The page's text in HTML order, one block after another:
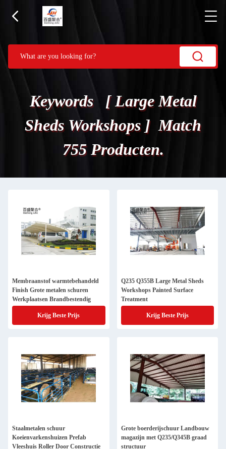
Keywords [ Large Metal
Sheds Workshops ] Match
755 Producten.
Membraanstof warmtebehandeld
Finish Grote metalen schuren
Werkplaatsen Brandbestendig
Krijg Beste Prijs
Q235 Q355B Large Metal Sheds
Workshops Painted Surface
Treatment
Krijg Beste Prijs
Staalmetalen schuur
Koeienvarkenshuizen Prefab
Vleeshuis Roller Door Constructie
Grote boerderijschuur Landbouw
magazijn met Q235/Q345B graad
structuur